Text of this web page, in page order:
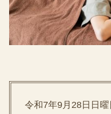
令和7年9月28日日曜